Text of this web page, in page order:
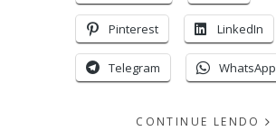
Pinterest LinkedIn
Telegram WhatsApp
CONTINUE LENDO